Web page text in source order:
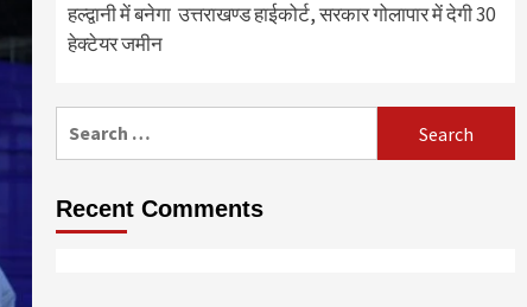
हल्द्वानी में बनेगा उत्तराखण्ड हाईकोर्ट, सरकार गोलापार में देगी 30
हेक्टेयर जमीन
Recent Comments